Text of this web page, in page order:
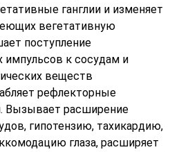
ганглии и изменяет
вегетативную
поступление
импульсов к сосудам и
веществ
рефлекторные
Вызывает расширение
гипотензию, тахикардию,
глаза, расширяет